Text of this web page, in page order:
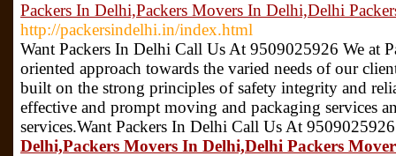
Packers In Delhi,Packers Movers In Delhi,Delhi
http://packersindelhi.in/index.html
Want Packers In Delhi Call Us At 9509025926 We at
oriented approach towards the varied needs of our
built on the strong principles of safety integrity and
effective and prompt moving and packaging services
services.Want Packers In Delhi Call Us At
Delhi,Packers Movers In Delhi,Delhi Packers